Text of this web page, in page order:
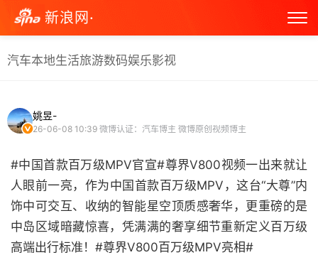
新浪网·
汽车本地生活旅游数码娱乐影视
姚昱-
26-06-08 10:39 微博认证：汽车博主 微博原创视频博主
#中国首款百万级MPV官宣#尊界V800视频一出来就让
人眼前一亮，作为中国首款百万级MPV，这台“大尊”内
饰中可交互、收纳的智能星空顶质感奢华，更重磅的是
中岛区域暗藏惊喜，凭满满的奢享细节重新定义百万级
高端出行标准！#尊界V800百万级MPV亮相# ​